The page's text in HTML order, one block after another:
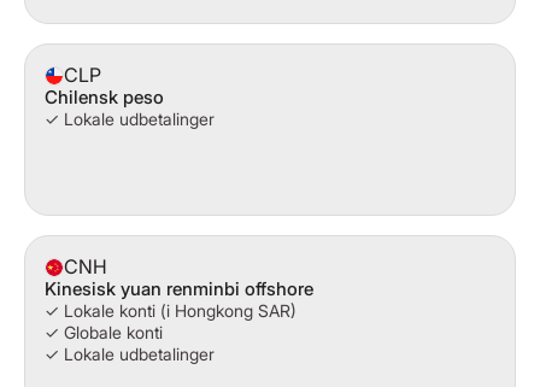
CLP
Chilensk peso
✓ Lokale udbetalinger
CNH
Kinesisk yuan renminbi offshore
✓ Lokale konti (i Hongkong SAR)
✓ Globale konti
✓ Lokale udbetalinger